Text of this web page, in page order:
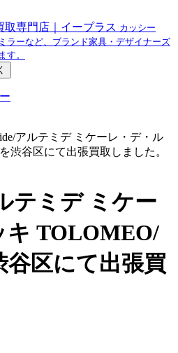
専門店｜イープラス カッシー
ラーなど、ブランド家具・デザイナーズ
す。
アルテミデ ミケーレ・デ・ル
渋谷区にて出張買取しました。
テミデ ミケー
キ TOLOMEO/
谷区にて出張買